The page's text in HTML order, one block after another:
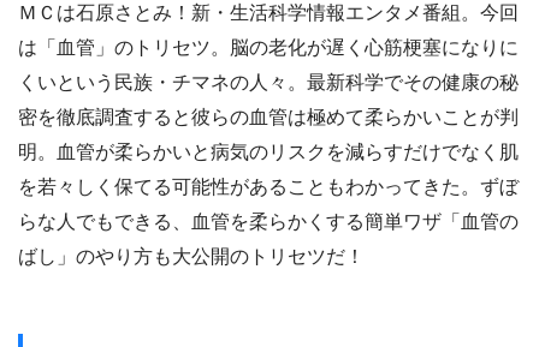
ＭＣは石原さとみ！新・生活科学情報エンタメ番組。今回
は「血管」のトリセツ。脳の老化が遅く心筋梗塞になりに
くいという民族・チマネの人々。最新科学でその健康の秘
密を徹底調査すると彼らの血管は極めて柔らかいことが判
明。血管が柔らかいと病気のリスクを減らすだけでなく肌
を若々しく保てる可能性があることもわかってきた。ずぼ
らな人でもできる、血管を柔らかくする簡単ワザ「血管の
ばし」のやり方も大公開のトリセツだ！